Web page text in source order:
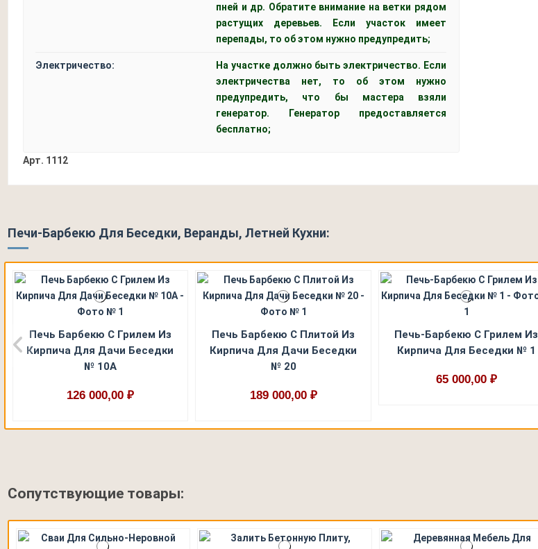
пней и др. Обратите внимание на ветки рядом
растущих деревьев. Если участок имеет
перепады, то об этом нужно предупредить;
Электричество:
На участке должно быть электричество. Если
электричества нет, то об этом нужно
предупредить, что бы мастера взяли
генератор. Генератор предоставляется
бесплатно;
Арт. 1112
Печи-Барбекю Для Беседки, Веранды, Летней Кухни:
Печь Барбекю С Грилем Из
Кирпича Для Дачи Беседки
№ 10А
126 000,00 ₽
Печь Барбекю С Плитой Из
Кирпича Для Дачи Беседки
№ 20
189 000,00 ₽
Печь-Барбекю С Грилем Из
Кирпича Для Беседки № 1
65 000,00 ₽
Сопутствующие товары: